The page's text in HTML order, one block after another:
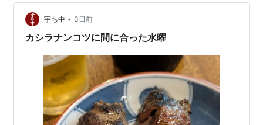
宇ち中 • 3日前
カシラナンコツに間に合った水曜